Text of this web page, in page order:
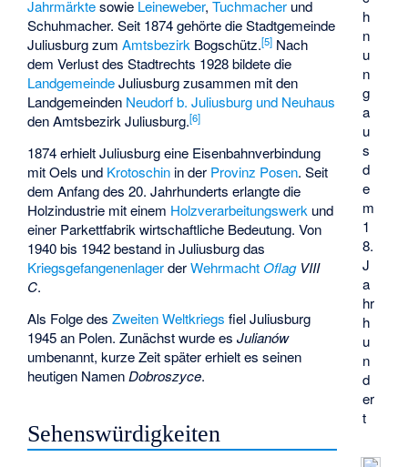
h
n
u
n
g
a
u
s
d
e
m
1
8.
J
a
hr
h
u
n
d
er
t
Jahrmärktesowie Leineweber,Tuchmacher und
Schuhmacher. Seit 1874 gehörte die Stadtgemeinde
Juliusburg zumAmtsbezirk Bogschütz.[5] Nach
dem Verlust des Stadtrechts 1928 bildete die
LandgemeindeJuliusburg zusammen mit den
Landgemeinden Neudorf b. Juliusburg und Neuhaus
den Amtsbezirk Juliusburg.[6]
1874 erhielt Juliusburg eine Eisenbahnverbindung
mit Oels und Krotoschin in der Provinz Posen. Seit
dem Anfang des 20. Jahrhunderts erlangte die
Holzindustrie mit einem Holzverarbeitungswerk und
einer Parkettfabrik wirtschaftliche Bedeutung. Von
1940 bis 1942 bestand in Juliusburg das
KriegsgefangenenlagerderWehrmacht OflagVIII
C.
Als Folge desZweiten Weltkriegs fiel Juliusburg
1945 an Polen. Zunächst wurde esJulianów
umbenannt, kurze Zeit später erhielt es seinen
heutigen NamenDobroszyce.
Sehenswürdigkeiten